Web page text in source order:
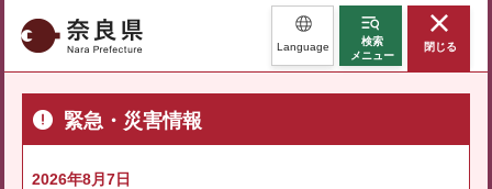
奈良県 Language
検索
メニュー
閉じる
緊急・災害情報
2026年8月7日